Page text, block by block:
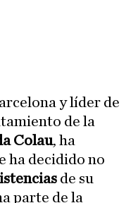
y líder de
de la
Colau, ha
ha decidido no
de su
parte de la